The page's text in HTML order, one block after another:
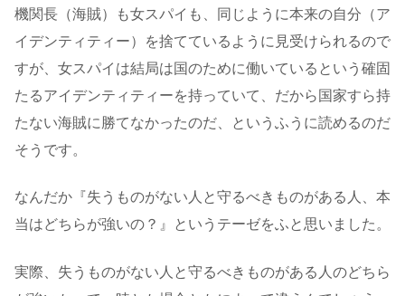
機関長（海賊）も女スパイも、同じように本来の自分（ア
イデンティティー）を捨てているように見受けられるので
すが、女スパイは結局は国のために働いているという確固
たるアイデンティティーを持っていて、だから国家すら持
たない海賊に勝てなかったのだ、というふうに読めるのだ
そうです。
なんだか『失うものがない人と守るべきものがある人、本
当はどちらが強いの？』というテーゼをふと思いました。
実際、失うものがない人と守るべきものがある人のどちら